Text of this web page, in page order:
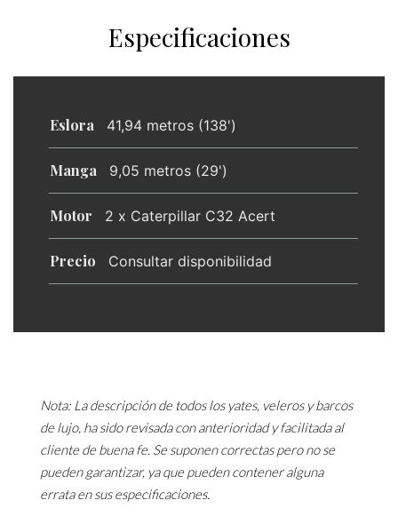
Especificaciones
Eslora 41,94 metros (138')
Manga 9,05 metros (29')
Motor 2 x Caterpillar C32 Acert
Precio Consultar disponibilidad
Nota: La descripción de todos los yates, veleros y barcos
de lujo, ha sido revisada con anterioridad y facilitada al
cliente de buena fe. Se suponen correctas pero no se
pueden garantizar, ya que pueden contener alguna
errata en sus especificaciones.